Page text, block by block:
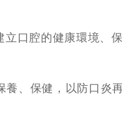
口腔的健康環境、
、保健，以防口炎